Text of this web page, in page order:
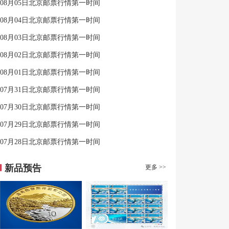
08月05日北京邮票行情第一时间
08月04日北京邮票行情第一时间
08月03日北京邮票行情第一时间
08月02日北京邮票行情第一时间
08月01日北京邮票行情第一时间
07月31日北京邮票行情第一时间
07月30日北京邮票行情第一时间
07月29日北京邮票行情第一时间
07月28日北京邮票行情第一时间
新品预告 更多 >>